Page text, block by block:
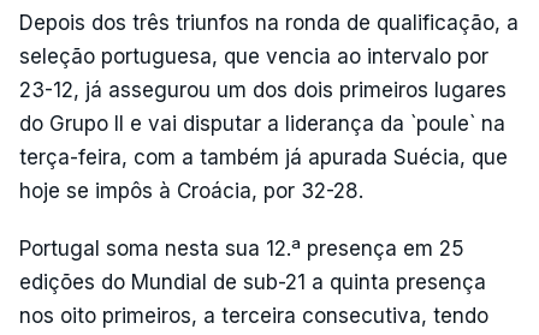
Depois dos três triunfos na ronda de qualificação, a
seleção portuguesa, que vencia ao intervalo por
23-12, já assegurou um dos dois primeiros lugares
do Grupo II e vai disputar a liderança da `poule` na
terça-feira, com a também já apurada Suécia, que
hoje se impôs à Croácia, por 32-28.
Portugal soma nesta sua 12.ª presença em 25
edições do Mundial de sub-21 a quinta presença
nos oito primeiros, a terceira consecutiva, tendo